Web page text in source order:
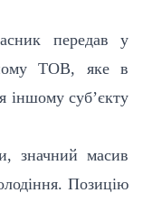
передав у
ТОВ, яке в
іншому суб’єкту
значний масив
Позицію